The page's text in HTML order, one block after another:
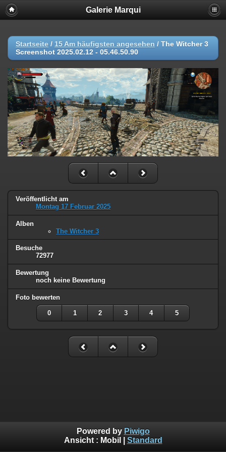
Galerie Marqui
Startseite / 15 Am häufigsten angesehen / The Witcher 3
Screenshot 2025.02.12 - 05.46.50.90
Veröffentlicht am
Montag 17 Februar 2025
Alben
The Witcher 3
Besuche
72977
Bewertung
noch keine Bewertung
Foto bewerten
0 1 2 3 4 5
Powered by Piwigo
Ansicht : Mobil Standard